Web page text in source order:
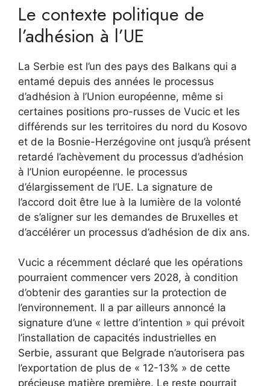
Le contexte politique de
l’adhésion à l’UE
La Serbie est l’un des pays des Balkans qui a
entamé depuis des années le processus
d’adhésion à l’Union européenne, même si
certaines positions pro-russes de Vucic et les
différends sur les territoires du nord du Kosovo
et de la Bosnie-Herzégovine ont jusqu’à présent
retardé l’achèvement du processus d’adhésion
à l’Union européenne. le processus
d’élargissement de l’UE. La signature de
l’accord doit être lue à la lumière de la volonté
de s’aligner sur les demandes de Bruxelles et
d’accélérer un processus d’adhésion de dix ans.
Vucic a récemment déclaré que les opérations
pourraient commencer vers 2028, à condition
d’obtenir des garanties sur la protection de
l’environnement. Il a par ailleurs annoncé la
signature d’une « lettre d’intention » qui prévoit
l’installation de capacités industrielles en
Serbie, assurant que Belgrade n’autorisera pas
l’exportation de plus de « 12-13% » de cette
précieuse matière première. Le reste pourrait